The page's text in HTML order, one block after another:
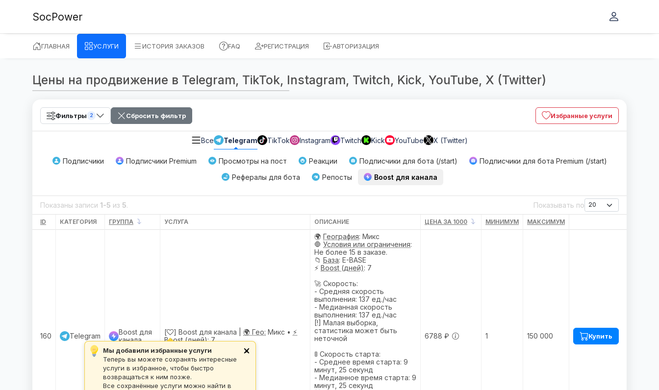
SocPower
ГЛАВНАЯ УСЛУГИ ИСТОРИЯ ЗАКАЗОВ FAQ РЕГИСТРАЦИЯ АВТОРИЗАЦИЯ
Цены на продвижение в Telegram, TikTok, Instagram, Twitch, Kick, YouTube, X (Twitter)
Фильтры 2 Сбросить фильтр Избранные услуги
Все Telegram TikTok Instagram Twitch Kick YouTube X (Twitter)
Подписчики Подписчики Premium Просмотры на пост Реакции Подписчики для бота (/start)
Подписчики для бота Premium (/start)
Рефералы для бота
Репосты Boost для канала
Показаны записи 1-5 из 5. Показывать по
ID КАТЕГОРИЯ ГРУППА УСЛУГА ОПИСАНИЕ ЦЕНА ЗА 1000 МИНИМУМ МАКСИМУМ
160 Telegram
Boost для
канала
[ ] Boost для канала | 🌍 Гео: Микс • ⚡
Boost (дней):7
🌍 География: Микс
🛑 Условия или ограничения:
Не более 15 в заказе.
📁 База: E-BASE
⚡ Boost (дней): 7
🚀 Скорость:
- Средняя скорость
выполнения: 137 ед./час
- Медианная скорость
выполнения: 137 ед./час
[!] Малая выборка,
статистика может быть
неточной
🚦 Скорость старта:
- Среднее время старта: 9
минут, 25 секунд
- Медианное время старта: 9
минут, 25 секунд
6788 ₽ 1 150 000 Купить
Мы добавили избранные услуги
Теперь вы можете сохранять интересные
услуги в избранное, чтобы быстро
возвращаться к ним позже.
Все сохранённые услуги можно найти в
×